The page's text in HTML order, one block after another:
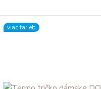
viac farieb